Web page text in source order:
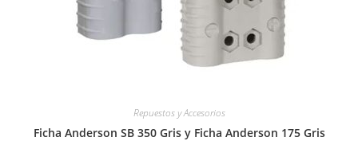
Repuestos y Accesorios
Ficha Anderson SB 350 Gris y Ficha Anderson 175 Gris